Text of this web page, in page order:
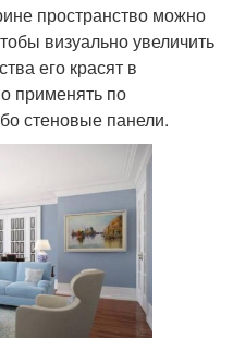
пространство можно
визуально увеличить
его красят в
применять по
стеновые панели.